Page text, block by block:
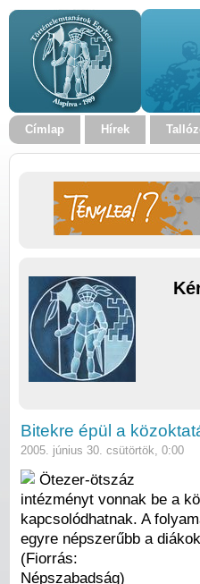
Címlap Hírek
Bitekre épül a
2005. június 30. csütörtök, 0:00
Ötezer-ötszáz
intézményt vonnak be a
kapcsolódhatnak. A
egyre népszerűbb a
(Fiorrás:
Népszabadság)